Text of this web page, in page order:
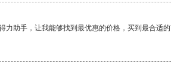
力助手，让我能够找到最优惠的价格，买到最合适